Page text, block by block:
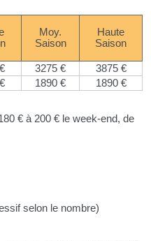
Moy.
Saison
Haute
Saison
3275 €
3875 €
1890 € 1890 €
€ à 200 € le week-end, de
selon le nombre)